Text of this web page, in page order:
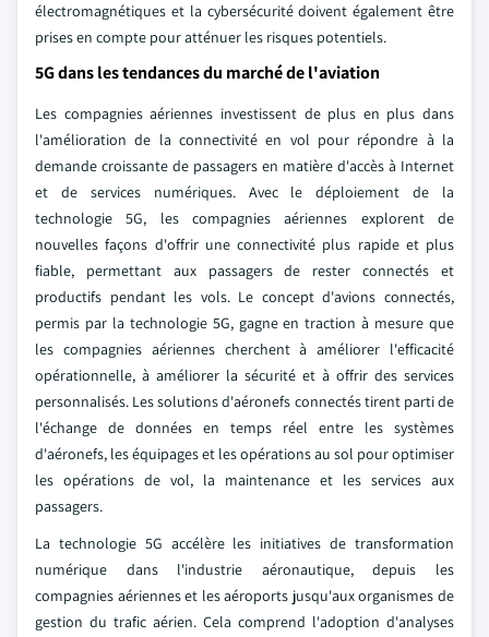
électromagnétiques et la cybersécurité doivent également être
prises en compte pour atténuer les risques potentiels.
5G dans les tendances du marché de l'aviation
Les compagnies aériennes investissent de plus en plus dans
l'amélioration de la connectivité en vol pour répondre à la
demande croissante de passagers en matière d'accès à Internet
et de services numériques. Avec le déploiement de la
technologie 5G, les compagnies aériennes explorent de
nouvelles façons d'offrir une connectivité plus rapide et plus
fiable, permettant aux passagers de rester connectés et
productifs pendant les vols. Le concept d'avions connectés,
permis par la technologie 5G, gagne en traction à mesure que
les compagnies aériennes cherchent à améliorer l'efficacité
opérationnelle, à améliorer la sécurité et à offrir des services
personnalisés. Les solutions d'aéronefs connectés tirent parti de
l'échange de données en temps réel entre les systèmes
d'aéronefs, les équipages et les opérations au sol pour optimiser
les opérations de vol, la maintenance et les services aux
passagers.
La technologie 5G accélère les initiatives de transformation
numérique dans l'industrie aéronautique, depuis les
compagnies aériennes et les aéroports jusqu'aux organismes de
gestion du trafic aérien. Cela comprend l'adoption d'analyses